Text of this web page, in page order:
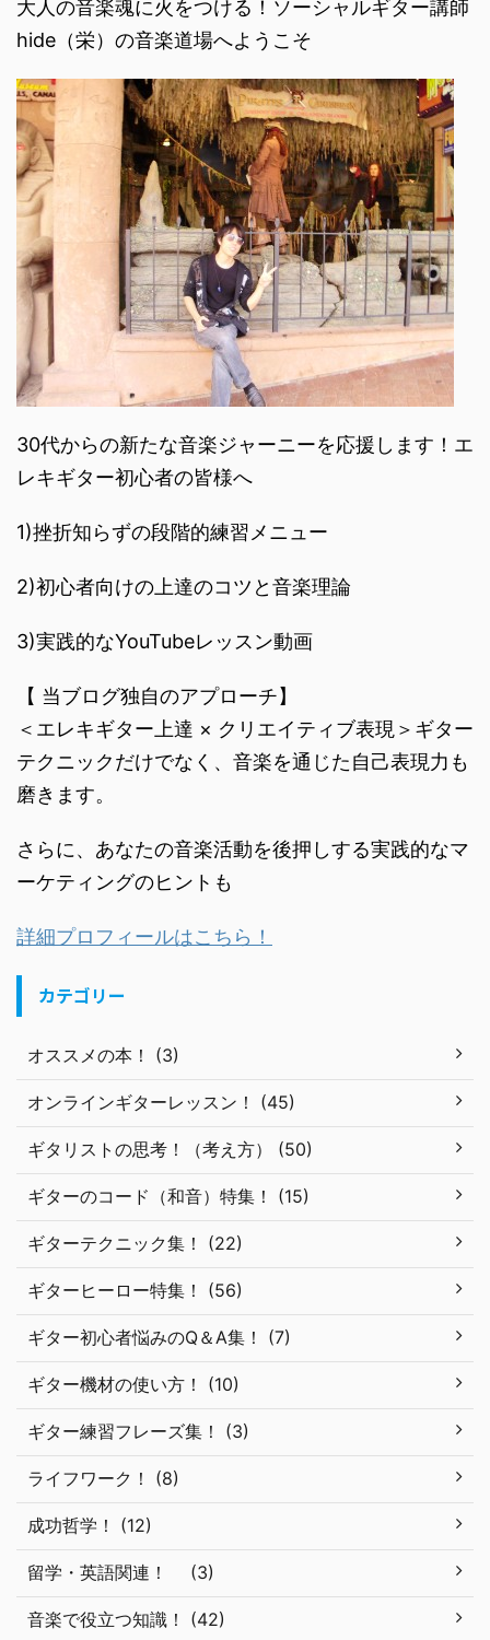
大人の音楽魂に火をつける！ソーシャルギター講師
hide（栄）の音楽道場へようこそ
30代からの新たな音楽ジャーニーを応援します！エ
レキギター初心者の皆様へ
1)挫折知らずの段階的練習メニュー
2)初心者向けの上達のコツと音楽理論
3)実践的なYouTubeレッスン動画
【 当ブログ独自のアプローチ】
＜エレキギター上達 × クリエイティブ表現＞ギター
テクニックだけでなく、音楽を通じた自己表現力も
磨きます。
さらに、あなたの音楽活動を後押しする実践的なマ
ーケティングのヒントも
詳細プロフィールはこちら！
カテゴリー
オススメの本！ (3)
オンラインギターレッスン！ (45)
ギタリストの思考！（考え方） (50)
ギターのコード（和音）特集！ (15)
ギターテクニック集！ (22)
ギターヒーロー特集！ (56)
ギター初心者悩みのQ＆A集！ (7)
ギター機材の使い方！ (10)
ギター練習フレーズ集！ (3)
ライフワーク！ (8)
成功哲学！ (12)
留学・英語関連！ (3)
音楽で役立つ知識！ (42)